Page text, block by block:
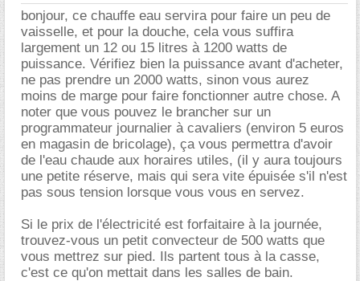
bonjour, ce chauffe eau servira pour faire un peu de
vaisselle, et pour la douche, cela vous suffira
largement un 12 ou 15 litres à 1200 watts de
puissance. Vérifiez bien la puissance avant d'acheter,
ne pas prendre un 2000 watts, sinon vous aurez
moins de marge pour faire fonctionner autre chose. A
noter que vous pouvez le brancher sur un
programmateur journalier à cavaliers (environ 5 euros
en magasin de bricolage), ça vous permettra d'avoir
de l'eau chaude aux horaires utiles, (il y aura toujours
une petite réserve, mais qui sera vite épuisée s'il n'est
pas sous tension lorsque vous vous en servez.
Si le prix de l'électricité est forfaitaire à la journée,
trouvez-vous un petit convecteur de 500 watts que
vous mettrez sur pied. Ils partent tous à la casse,
c'est ce qu'on mettait dans les salles de bain.